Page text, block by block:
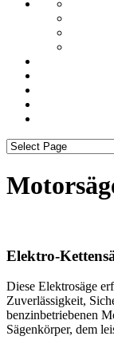
Elektro-
Diese Elektrosäge
Zuverlässigkeit,
benzinbetriebenen
Sägenkörper, dem